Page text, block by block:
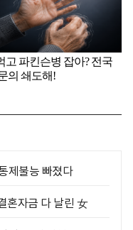
제불능 빠졌다
혼자금 다 날린 女